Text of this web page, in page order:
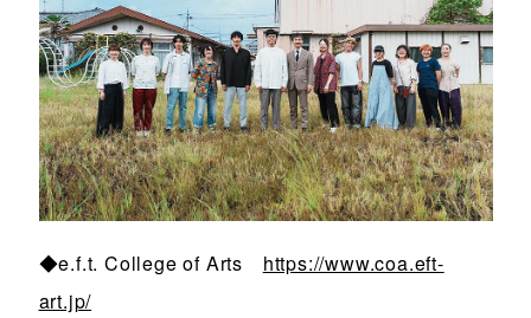
◆e.f.t. College of Arts https://www.coa.eft-
art.jp/